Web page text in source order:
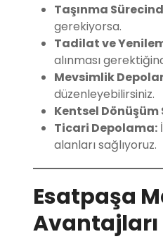
Taşınma
gerekiyorsa.
Tadilat ve
alınması
Mevsimlik
düzenleyebilirsiniz.
Kentsel Dönüşüm
Ticari Depolama:
alanları sağlıyoruz.
Esatpaşa
Avantajları